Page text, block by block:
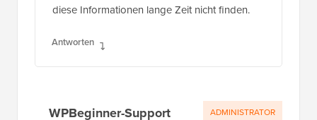
Danke, Sie haben mir geholfen. Ich konnte